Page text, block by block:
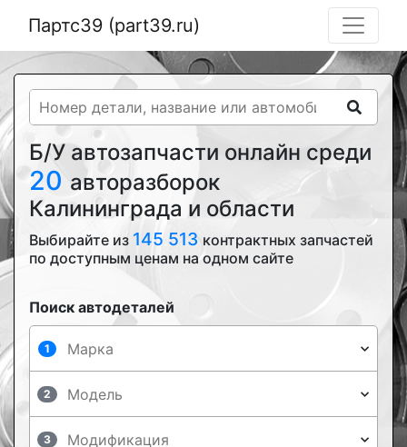
Партс39 (part39.ru)
Б/У автозапчасти онлайн среди
20 авторазборок
Калининграда и области
Выбирайте из 145 513 контрактных запчастей
по доступным ценам на одном сайте
Поиск автодеталей
1
2
3